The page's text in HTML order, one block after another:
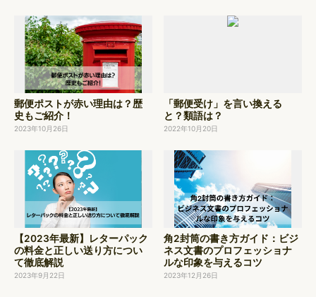
ン
郵便ポストが赤い理由は？歴
史もご紹介！
2023年10月26日
「郵便受け」を言い換える
と？類語は？
2022年10月20日
【2023年最新】レターパック
の料金と正しい送り方につい
て徹底解説
2023年9月22日
角2封筒の書き方ガイド：ビジ
ネス文書のプロフェッショナ
ルな印象を与えるコツ
2023年12月26日